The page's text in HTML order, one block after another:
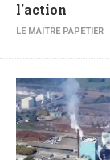
l'action
LE MAITRE PAPETIER